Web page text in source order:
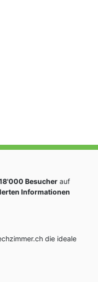
Besucher auf
Informationen
die ideale